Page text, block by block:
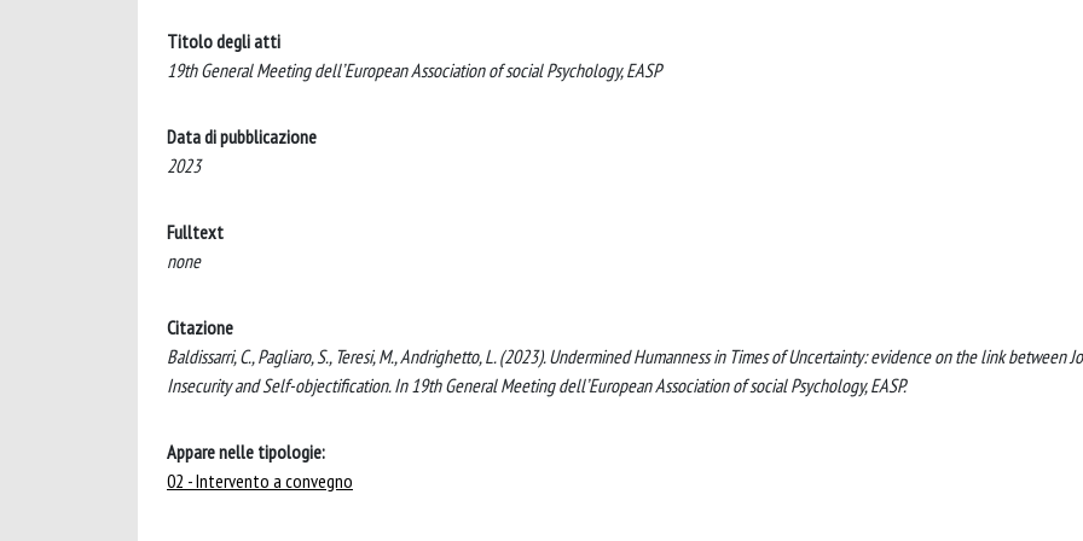
Titolo degli atti
19th General Meeting dell’European Association of social Psychology, EASP
Data di pubblicazione
2023
Fulltext
none
Citazione
Baldissarri, C., Pagliaro, S., Teresi, M., Andrighetto, L. (2023). Undermined Humanness in Times of Uncertainty: evidence on the link between
Insecurity and Self-objectification. In 19th General Meeting dell’European Association of social Psychology, EASP.
Appare nelle tipologie:
02 - Intervento a convegno